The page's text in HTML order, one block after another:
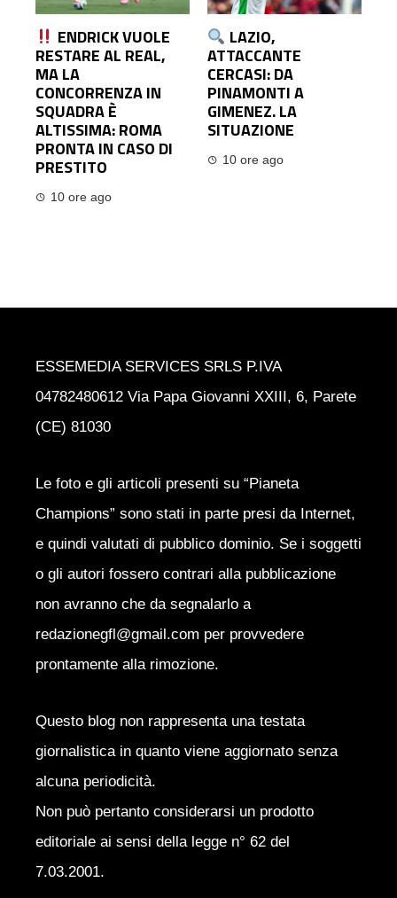
ENDRICK VUOLE
RESTARE AL REAL,
MA LA
CONCORRENZA IN
SQUADRA È
ALTISSIMA: ROMA
PRONTA IN CASO DI
PRESTITO
10 ore ago
LAZIO,
ATTACCANTE
CERCASI: DA
PINAMONTI A
GIMENEZ. LA
SITUAZIONE
10 ore ago
ESSEMEDIA SERVICES SRLS P.IVA
04782480612 Via Papa Giovanni XXIII, 6, Parete
(CE) 81030
Le foto e gli articoli presenti su “Pianeta
Champions” sono stati in parte presi da Internet,
e quindi valutati di pubblico dominio. Se i soggetti
o gli autori fossero contrari alla pubblicazione
non avranno che da segnalarlo a
redazionegfl@gmail.com per provvedere
prontamente alla rimozione.
Questo blog non rappresenta una testata
giornalistica in quanto viene aggiornato senza
alcuna periodicità.
Non può pertanto considerarsi un prodotto
editoriale ai sensi della legge n° 62 del
7.03.2001.